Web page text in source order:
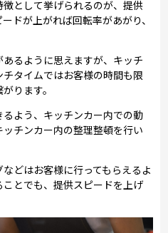
として挙げられるのが、提供
ドが上がれば回転率があがり、
るように思えますが、キッチ
タイムではお客様の時間も限
ります。
よう、キッチンカー内での動
チンカー内の整理整頓を行い
どはお客様に行ってもらえるよ
とでも、提供スピードを上げ